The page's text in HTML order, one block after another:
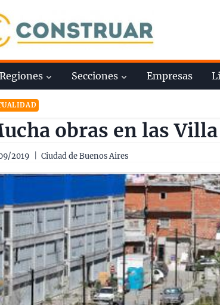
Regiones Secciones Empresas
obras en las
2019 Ciudad de Buenos Aires